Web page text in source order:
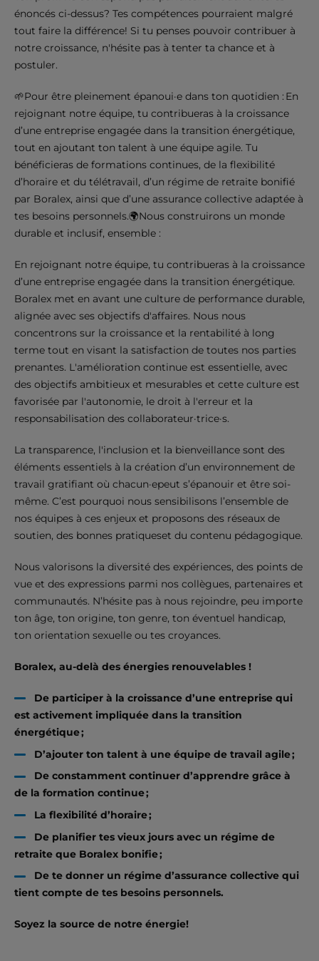
énoncés ci-dessus? Tes compétences pourraient malgré
tout faire la différence! Si tu penses pouvoir contribuer à
notre croissance, n'hésite pas à tenter ta chance et à
postuler.
🌱Pour être pleinement épanoui·e dans ton quotidien : En
rejoignant notre équipe, tu contribueras à la croissance
d’une entreprise engagée dans la transition énergétique,
tout en ajoutant ton talent à une équipe agile. Tu
bénéficieras de formations continues, de la flexibilité
d’horaire et du télétravail, d’un régime de retraite bonifié
par Boralex, ainsi que d’une assurance collective adaptée à
tes besoins personnels.🌍Nous construirons un monde
durable et inclusif, ensemble :
En rejoignant notre équipe, tu contribueras à la croissance
d’une entreprise engagée dans la transition énergétique.
Boralex met en avant une culture de performance durable,
alignée avec ses objectifs d'affaires. Nous nous
concentrons sur la croissance et la rentabilité à long
terme tout en visant la satisfaction de toutes nos parties
prenantes. L'amélioration continue est essentielle, avec
des objectifs ambitieux et mesurables et cette culture est
favorisée par l'autonomie, le droit à l'erreur et la
responsabilisation des collaborateur·trice·s.
La transparence, l'inclusion et la bienveillance sont des
éléments essentiels à la création d’un environnement de
travail gratifiant où chacun·epeut s’épanouir et être soi-
même. C’est pourquoi nous sensibilisons l’ensemble de
nos équipes à ces enjeux et proposons des réseaux de
soutien, des bonnes pratiqueset du contenu pédagogique.
Nous valorisons la diversité des expériences, des points de
vue et des expressions parmi nos collègues, partenaires et
communautés. N’hésite pas à nous rejoindre, peu importe
ton âge, ton origine, ton genre, ton éventuel handicap,
ton orientation sexuelle ou tes croyances.
Boralex, au-delà des énergies renouvelables !
De participer à la croissance d’une entreprise qui
est activement impliquée dans la transition
énergétique ;
D’ajouter ton talent à une équipe de travail agile ;
De constamment continuer d’apprendre grâce à
de la formation continue ;
La flexibilité d’horaire ;
De planifier tes vieux jours avec un régime de
retraite que Boralex bonifie ;
De te donner un régime d’assurance collective qui
tient compte de tes besoins personnels.
Soyez la source de notre énergie!